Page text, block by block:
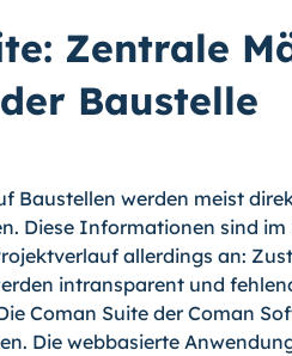
Zentrale
Baustelle
Baustellen werden meist
Diese Informationen sind
allerdings an:
intransparent und
Coman Suite der Coman
Die webbasierte